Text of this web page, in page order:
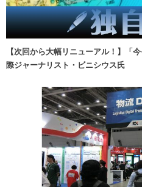
【次回から大幅リニューアル！】
際ジャーナリスト・ビニシウス氏